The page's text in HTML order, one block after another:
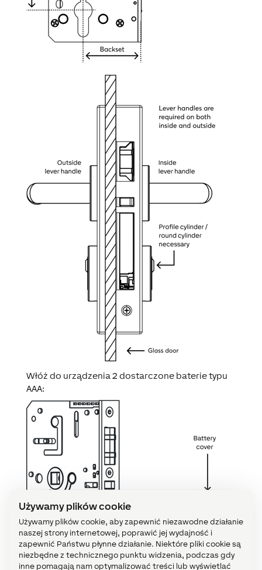
Używamy plików cookie
Używamy plików cookie, aby zapewnić niezawodne działanie
naszej strony internetowej, poprawić jej wydajność i
zapewnić Państwu płynne działanie. Niektóre pliki cookie są
niezbędne z technicznego punktu widzenia, podczas gdy
inne pomagają nam optymalizować treści lub wyświetlać
Włóż do urządzenia 2 dostarczone baterie typu
AAA: